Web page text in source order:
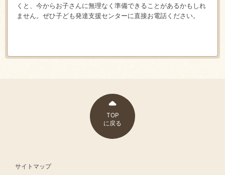
くと、今からお子さんに無理なく準備できることがあるかもしれ
ません。ぜひ子ども発達支援センターに直接お電話ください。
TOP
に戻る
サイトマップ